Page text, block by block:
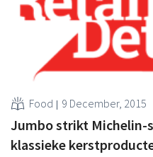
Food 9 December, 2015
Jumbo strikt Michelin-
klassieke